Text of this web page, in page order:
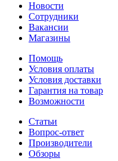
Новости
Сотрудники
Вакансии
Магазины
Помощь
Условия оплаты
Условия доставки
Гарантия на товар
Возможности
Статьи
Вопрос-ответ
Производители
Обзоры